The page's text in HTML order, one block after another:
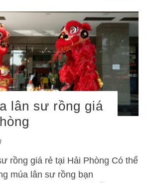
lân sư rồng giá
rồng giá rẻ tại Hải Phòng Có thể
múa lân sư rồng bạn